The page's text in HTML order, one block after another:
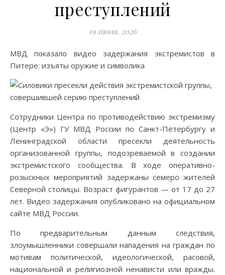
преступлений
19 июня, 2026
МВД показало видео задержания экстремистов в
Питере: изъяты оружие и символика
Сотрудники Центра по противодействию экстремизму
(Центр «Э») ГУ МВД России по Санкт-Петербургу и
Ленинградской области пресекли деятельность
организованной группы, подозреваемой в создании
экстремистского сообщества. В ходе оперативно-
розыскных мероприятий задержаны семеро жителей
Северной столицы. Возраст фигурантов — от 17 до 27
лет. Видео задержания опубликовано на официальном
сайте МВД России.
По предварительным данным следствия,
злоумышленники совершали нападения на граждан по
мотивам политической, идеологической, расовой,
национальной и религиозной ненависти или вражды.